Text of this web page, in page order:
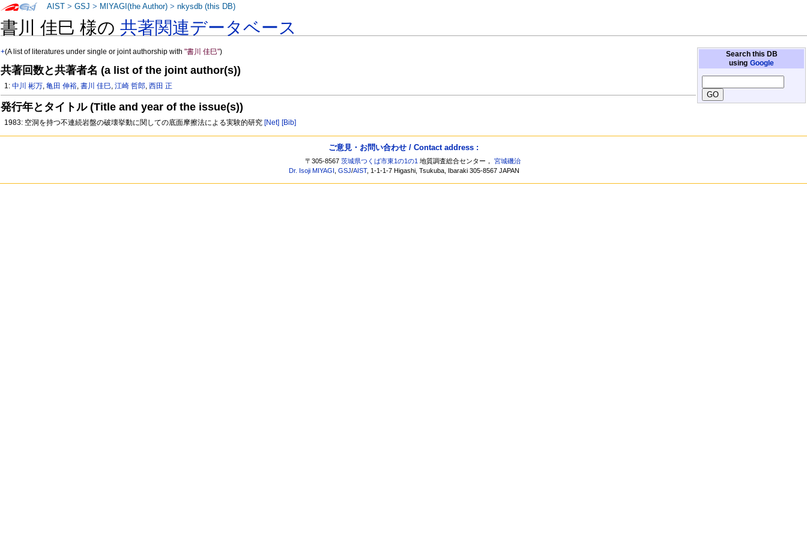
書川 佳巳 様の共著関連データベース
Search this DB
using Google
+(A list of literatures under single or joint authorship with"書川 佳巳")
共著回数と共著者名 (a list of the joint author(s))
1:中川 彬万,亀田 伸裕,書川 佳巳,江崎 哲郎,西田 正
発行年とタイトル (Title and year of the issue(s))
1983: 空洞を持つ不連続岩盤の破壊挙動に関しての底面摩擦法による実験的研究 [Net] [Bib]
AIST >GSJ > MIYAGI(the Author) >nkysdb (this DB)
ご意見・お問い合わせ / Contact address :
〒305-8567茨城県つくば市東1の1の1 地質調査総合センター，宮城磯治
Dr. Isoji MIYAGI ,GSJ/AIST, 1-1-1-7 Higashi, Tsukuba, Ibaraki 305-8567 JAPAN